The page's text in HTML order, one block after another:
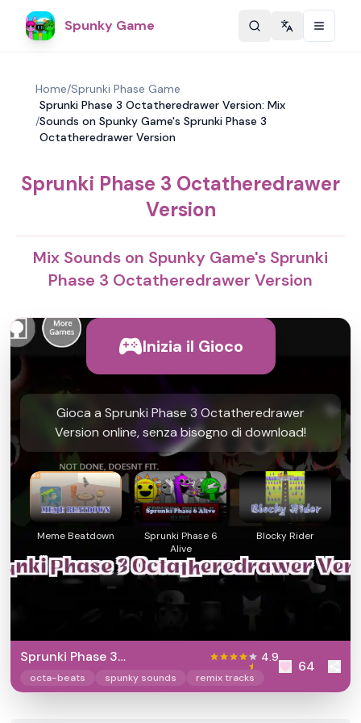
Spunky Game Change
Home/Sprunki Phase Game
/
Sprunki Phase 3 Octatheredrawer Version: Mix
Sounds on Spunky Game's Sprunki Phase 3
Octatheredrawer Version
Sprunki Phase 3 Octatheredrawer
Version
Mix Sounds on Spunky Game's Sprunki
Phase 3 Octatheredrawer Version
Inizia il Gioco
Gioca a Sprunki Phase 3 Octatheredrawer
Version online, senza bisogno di download!
Meme Beatdown
Sprunki Phase 6
Alive
Blocky Rider
Sprunki Phase 3
Octatheredrawer Version
4.9
octa-beats spunky sounds remix tracks
64